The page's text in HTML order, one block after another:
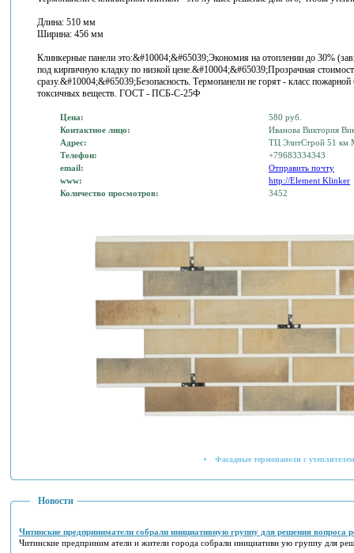
Длина: 510 мм
Ширина: 456 мм
Клинкерные панели это:&#10004;&#65039;Экономия на отоплении до 30%
под кирпичную кладку по низкой цене.&#10004;&#65039;Прозрачная
сразу.&#10004;&#65039;Безопасность. Термопанели не горят - класс
токсичных веществ. ГОСТ - ПСБ-С-25Ф
Цена:
580 руб.
Контактное лицо:
Иванова Виктория
Адрес:
ТЦ ЭлитСтрой 51
Телефон:
+79683334343
email:
Отправить почту
www:
http://Element Klinker
Количество просмотров:
3452
Фасадные термопанели с
Новости
Читинские предприниматели собрали инициативную группу для решения вопроса
Читинские предприним атели и жители города собрали инициативн ую группу для